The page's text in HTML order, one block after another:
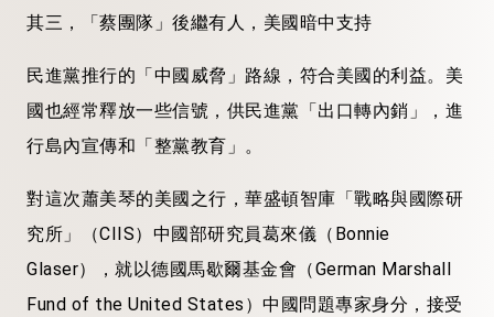
其三，「蔡團隊」後繼有人，美國暗中支持
民進黨推行的「中國威脅」路線，符合美國的利益。美
國也經常釋放一些信號，供民進黨「出口轉內銷」，進
行島內宣傳和「整黨教育」。
對這次蕭美琴的美國之行，華盛頓智庫「戰略與國際研
究所」（CIIS）中國部研究員葛來儀（Bonnie
Glaser），就以德國馬歇爾基金會（German Marshall
Fund of the United States）中國問題專家身分，接受